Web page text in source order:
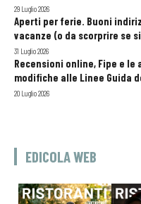
29 Luglio 2026
Aperti per ferie. Buoni
vacanze (o da scorprire se
31 Luglio 2026
Recensioni online, Fipe e
modifiche alle Linee Guida
20 Luglio 2026
EDICOLA WEB